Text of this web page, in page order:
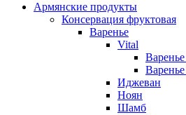
Армянские продукты
Консервация фруктовая
Варенье
Vital
Иджеван
Ноян
Шамб